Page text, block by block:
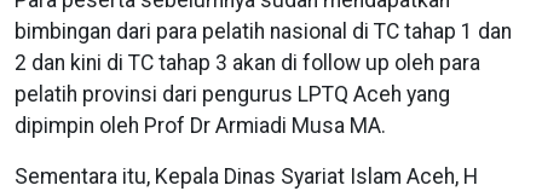
bimbingan dari para pelatih nasional di TC tahap 1 dan
2 dan kini di TC tahap 3 akan di follow up oleh para
pelatih provinsi dari pengurus LPTQ Aceh yang
dipimpin oleh Prof Dr Armiadi Musa MA.
Sementara itu, Kepala Dinas Syariat Islam Aceh, H